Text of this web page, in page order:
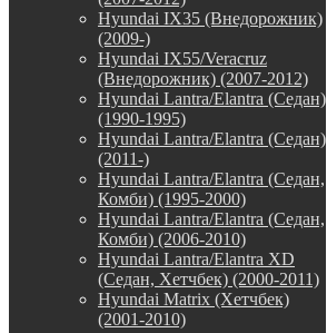
Hyundai IX35 (Внедорожник)
(2009-)
Hyundai IX55/Veracruz
(Внедорожник) (2007-2012)
Hyundai Lantra/Elantra (Седан)
(1990-1995)
Hyundai Lantra/Elantra (Седан)
(2011-)
Hyundai Lantra/Elantra (Седан,
Комби) (1995-2000)
Hyundai Lantra/Elantra (Седан,
Комби) (2006-2010)
Hyundai Lantra/Elantra XD
(Седан, Хетчбек) (2000-2011)
Hyundai Matrix (Хетчбек)
(2001-2010)